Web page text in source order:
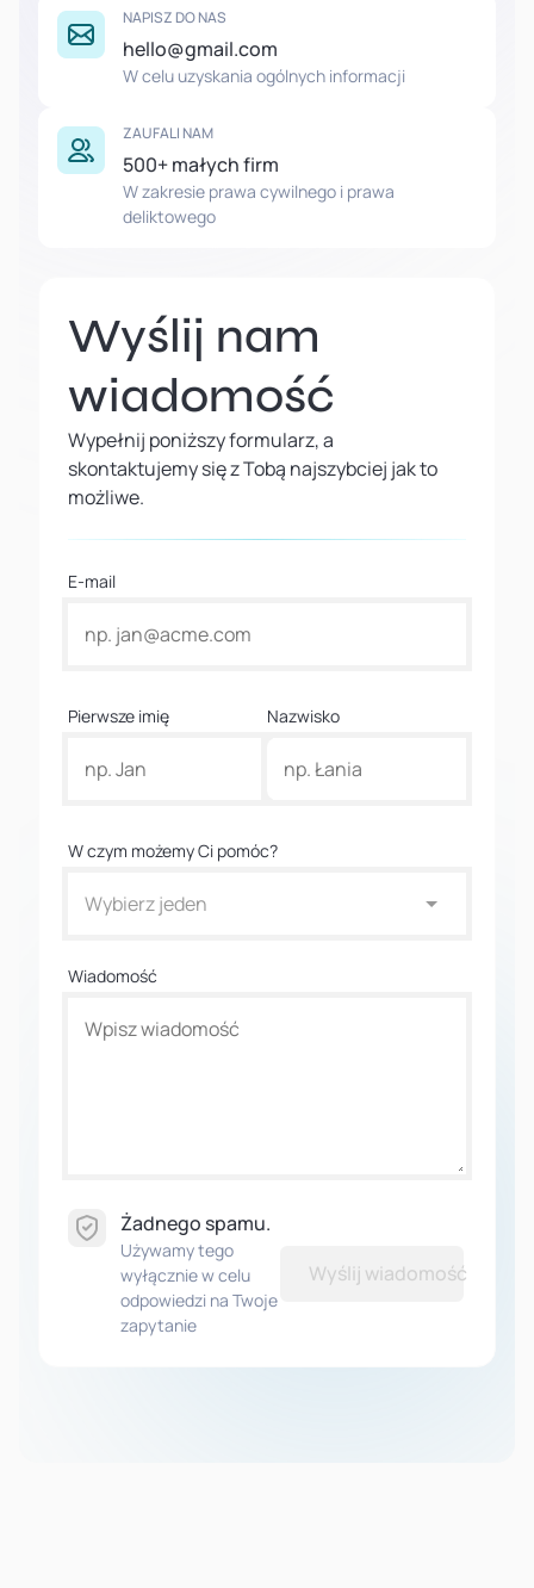
NAPISZ DO NAS
hello@gmail.com
W celu uzyskania ogólnych informacji
ZAUFALI NAM
500+ małych firm
W zakresie prawa cywilnego i prawa
deliktowego
Wyślij nam
wiadomość
Wypełnij poniższy formularz, a
skontaktujemy się z Tobą najszybciej jak to
możliwe.
E-mail
Pierwsze imię Nazwisko
W czym możemy Ci pomóc?
Wybierz jeden
Wiadomość
Żadnego spamu.
Używamy tego
wyłącznie w celu
odpowiedzi na Twoje
zapytanie
Wyślij wiadomość